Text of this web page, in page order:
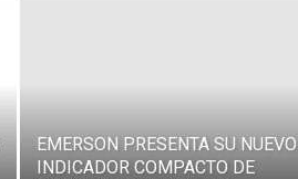
EMERSON PRESENTA SU NUEVO
INDICADOR COMPACTO DE